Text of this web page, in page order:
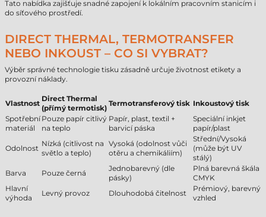
Tato nabídka zajišťuje snadné zapojení k lokálním pracovním stanicím i
do síťového prostředí.
DIRECT THERMAL, TERMOTRANSFER
NEBO INKOUST – CO SI VYBRAT?
Výběr správné technologie tisku zásadně určuje životnost etikety a
provozní náklady.
Vlastnost
Direct Thermal
(přímý termotisk)
Termotransferový tisk Inkoustový tisk
Spotřební
materiál
Pouze papír citlivý
na teplo
Papír, plast, textil +
barvicí páska
Speciální inkjet
papír/plast
Odolnost
Nízká (citlivost na
světlo a teplo)
Vysoká (odolnost vůči
otěru a chemikáliím)
Střední/Vysoká
(může být UV
stálý)
Barva
Pouze černá
Jednobarevný (dle
pásky)
Plná barevná škála
CMYK
Hlavní
výhoda
Levný provoz Dlouhodobá čitelnost
Prémiový, barevný
vzhled